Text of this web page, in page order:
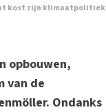
kost zijn klimaatpolitiek
opbouwen,
van de
Ondanks